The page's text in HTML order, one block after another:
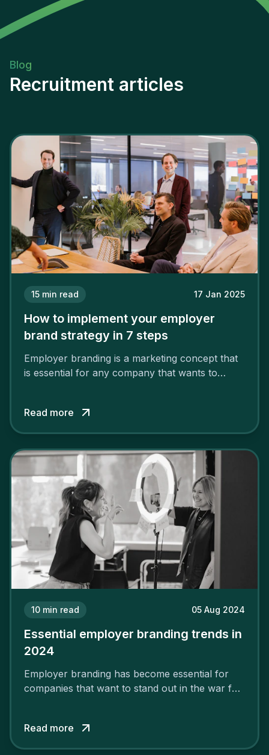
Blog
Recruitment articles
15 min read 17 Jan 2025
How to implement your employer
brand strategy in 7 steps
Employer branding is a marketing concept that
is essential for any company that wants to
solid and positive employer brand are clear, you
cannot simply wave a magic wand for it to be
Read more
10 min read 05 Aug 2024
Essential employer branding trends in
2024
Employer branding has become essential for
companies that want to stand out in the war for
attract the best profiles.
Read more